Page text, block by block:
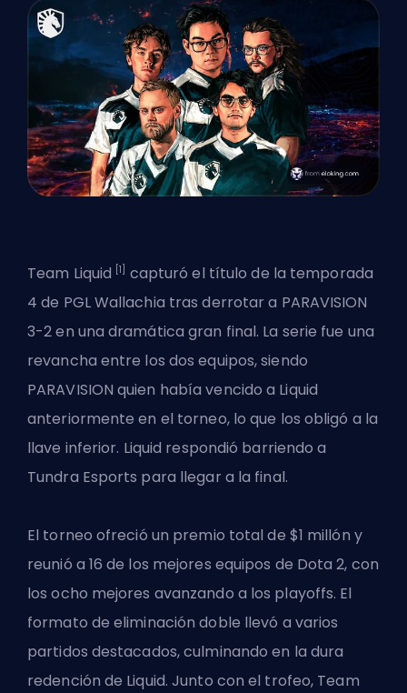
Team Liquid [1]
capturó el título de la temporada
4 de PGL Wallachia tras derrotar a PARAVISION
3-2 en una dramática gran final. La serie fue una
revancha entre los dos equipos, siendo
PARAVISION quien había vencido a Liquid
anteriormente en el torneo, lo que los obligó a la
llave inferior. Liquid respondió barriendo a
Tundra Esports para llegar a la final.
El torneo ofreció un premio total de $1 millón y
reunió a 16 de los mejores equipos de Dota 2, con
los ocho mejores avanzando a los playoffs. El
formato de eliminación doble llevó a varios
partidos destacados, culminando en la dura
redención de Liquid. Junto con el trofeo, Team